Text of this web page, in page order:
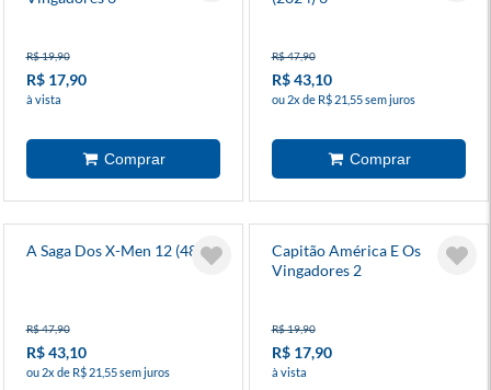
R$ 19,90
R$ 17,90
à vista
R$ 47,90
R$ 43,10
ou 2x de R$ 21,55 sem juros
A Saga Dos X-Men 12 (48)
R$ 47,90
R$ 43,10
ou 2x de R$ 21,55 sem juros
Capitão América E Os
Vingadores 2
R$ 19,90
R$ 17,90
à vista